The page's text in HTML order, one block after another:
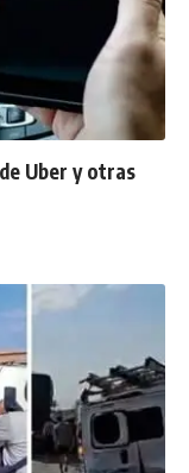
Uber y otras